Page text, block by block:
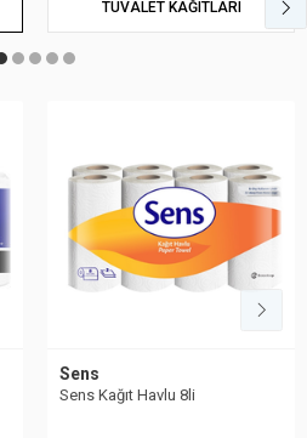
TUVALET KAĞITLARI
Sens
Sens Kağıt Havlu 8li